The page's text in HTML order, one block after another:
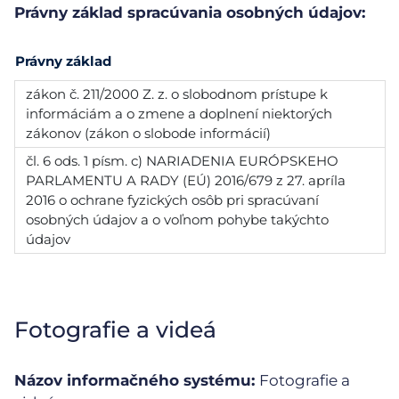
Právny základ spracúvania osobných údajov:
Právny základ
zákon č. 211/2000 Z. z. o slobodnom prístupe k
informáciám a o zmene a doplnení niektorých
zákonov (zákon o slobode informácií)
čl. 6 ods. 1 písm. c) NARIADENIA EURÓPSKEHO
PARLAMENTU A RADY (EÚ) 2016/679 z 27. apríla
2016 o ochrane fyzických osôb pri spracúvaní
osobných údajov a o voľnom pohybe takýchto
údajov
Fotografie a videá
Názov informačného systému: Fotografie a